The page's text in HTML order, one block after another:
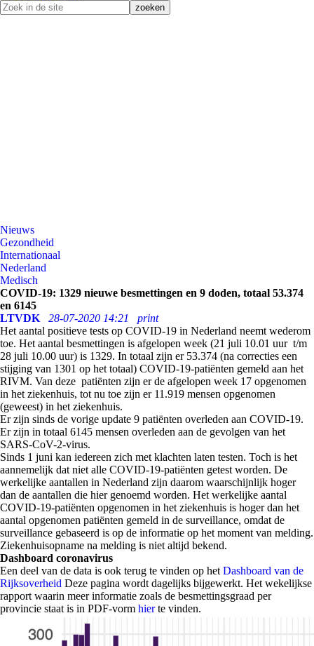
Nieuws
Gezondheid
Internationaal
Nederland
Medisch
COVID-19: 1329 nieuwe besmettingen en 9 doden, totaal 53.374
en 6145
LTVDK
28-07-2020 14:21
print
Het aantal positieve tests op COVID-19 in Nederland neemt wederom
toe. Het aantal besmettingen is afgelopen week (21 juli 10.01 uur t/m
28 juli 10.00 uur) is 1329. In totaal zijn er 53.374 (na correcties een
stijging van 1301 op het totaal) COVID-19-patiënten gemeld aan het
RIVM. Van deze patiënten zijn er de afgelopen week 17 opgenomen
in het ziekenhuis, tot nu toe zijn er 11.919 mensen opgenomen
(geweest) in het ziekenhuis.
Er zijn sinds de vorige update 9 patiënten overleden aan COVID-19.
Er zijn in totaal 6145 mensen overleden aan de gevolgen van het
SARS-CoV-2-virus.
Sinds 1 juni kan iedereen zich met klachten laten testen. Toch is het
aannemelijk dat niet alle COVID-19-patiënten getest worden. De
werkelijke aantallen in Nederland zijn daarom waarschijnlijk hoger
dan de aantallen die hier genoemd worden. Het werkelijke aantal
COVID-19-patiënten opgenomen in het ziekenhuis is hoger dan het
aantal opgenomen patiënten gemeld in de surveillance, omdat de
surveillance gebaseerd is op de informatie op het moment van melding.
Ziekenhuisopname na melding is niet altijd bekend.
Dashboard coronavirus
Een deel van de data is ook terug te vinden op het Dashboard van de
Rijksoverheid Deze pagina wordt dagelijks bijgewerkt. Het wekelijkse
rapport waarin meer informatie zoals de besmettingsgraad per
provincie staat is in PDF-vorm hierte vinden.